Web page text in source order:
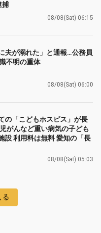
捕
08/08(Sat) 06:15
夫が溺れた」と通報…公務員
不明の重体
08/08(Sat) 06:00
の「こどもホスピス」が長
がんなど重い病気の子ども
設 利用料は無料 愛知の「長
08/08(Sat) 05:03
る